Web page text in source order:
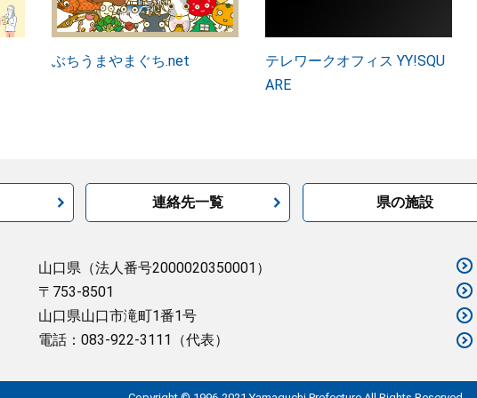
ぶちうまやまぐち.net
テレワークオフィス YY!SQU
ARE
連絡先一覧 県の施設
山口県 （法人番号2000020350001）
〒753-8501
山口県山口市滝町1番1号
電話：083-922-3111（代表）